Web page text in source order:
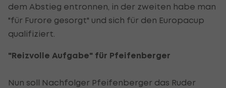
dem Abstieg entronnen, in der zweiten habe man
"für Furore gesorgt" und sich für den Europacup
qualifiziert.
"Reizvolle Aufgabe" für Pfeifenberger
Nun soll Nachfolger Pfeifenberger das Ruder